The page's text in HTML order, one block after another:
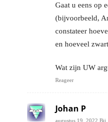
Gaat u eens op
(bijvoorbeeld,
constateer
en hoeveel
Wat zijn UW
Reageer
Johan P
augustus 19, 2022 Bij